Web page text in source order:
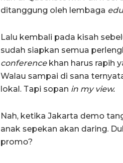
ditanggung oleh lembaga
Lalu kembali pada kisah
sudah siapkan semua
conferencekhan harus rapih
Walau sampai di sana
lokal. Tapi sopan in my view.
Nah, ketika Jakarta demo
anak sepekan akan daring.
promo?